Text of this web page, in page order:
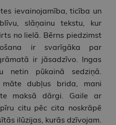
ievainojamība, ticība un
slāņainu tekstu, kur
no lielā. Bērns piedzimst
ir svarīgāka par
ir jāsadzīvo. Ingas
netin pūkainā sedziņā.
māte dubļus brida, mani
maksā dārgi. Gaile ar
citu pēc cita noskrāpē
ilūzijas, kurās dzīvojam.